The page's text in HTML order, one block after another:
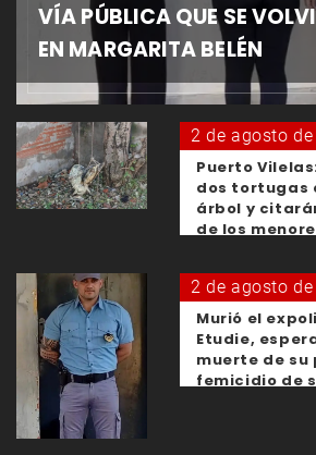
VÍA PÚBLICA QUE SE
EN MARGARITA BELÉN
2 de agosto
Puerto
dos tortugas
árbol y
de los
2 de agosto
Murió el
Etudie,
muerte de su
femicidio de